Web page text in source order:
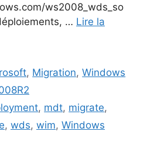
ws2008_wds_so
… Lire la
, Migration,Windows
, mdt, migrate,
, wds, wim, Windows